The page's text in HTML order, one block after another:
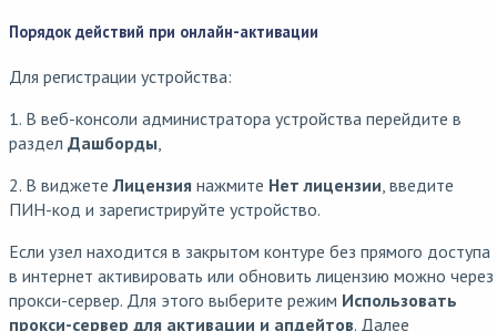
Порядок действий при онлайн-активации
Для регистрации устройства:
1. В веб-консоли администратора устройства перейдите в
раздел Дашборды,
2. В виджетеЛицензия нажмите Нет лицензии, введите
ПИН-код и зарегистрируйте устройство.
Если узел находится в закрытом контуре без прямого доступа
в интернет активировать или обновить лицензию можно через
прокси-сервер. Для этого выберите режим Использовать
прокси-сервер для активации и апдейтов. Далее